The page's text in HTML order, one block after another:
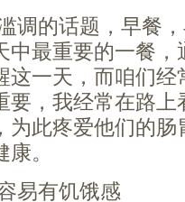
调的话题，早餐
中最重要的一餐
这一天，而咱们
要，我经常在路
为此疼爱他们的
。
易有饥饿感